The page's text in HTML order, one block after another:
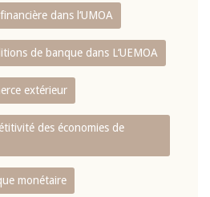
dans l‘UMOA
de banque dans L‘UEMOA
extérieur
des économies de
monétaire